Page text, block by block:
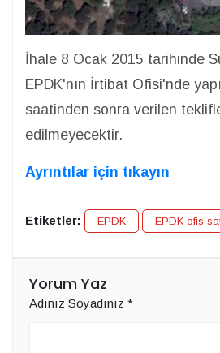
İhale 8 Ocak 2015 tarihinde
EPDK'nın İrtibat Ofisi'nde
saatinden sonra verilen
edilmeyecektir.
Ayrıntılar için tıkayın
Etiketler: EPDK EPDK ofis
Yorum Yaz
Adınız Soyadınız *